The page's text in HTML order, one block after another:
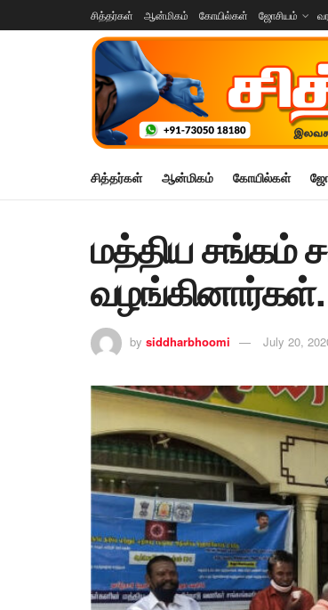
சித்தர்கள் ஆன்மிகம் கோயில்கள் ஜோசியம்
சித்தர்கள் ஆன்மிகம் கோயில்கள்
மத்திய சங்கம்
வழங்கினார்கள்.
by siddharbhoomi July 20,